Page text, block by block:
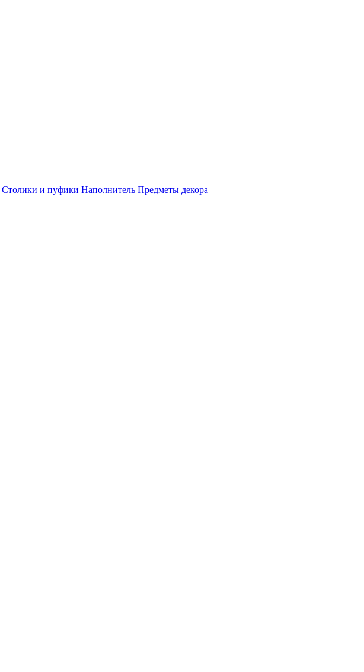
Столики и пуфики Наполнитель Предметы декора